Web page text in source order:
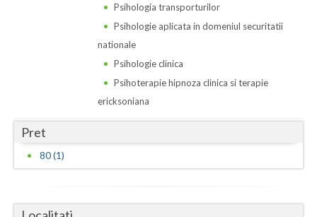
Giurgiu
Gorj
Psihologia transporturilor
Psihologie aplicata in domeniul securitatii
nationale
Psihologie clinica
Psihoterapie hipnoza clinica si terapie
ericksoniana
Pret
80 (1)